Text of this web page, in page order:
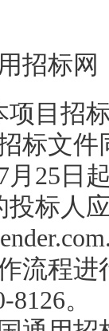
招标网
项目招
标文件
月25日
投标人
流程
8126